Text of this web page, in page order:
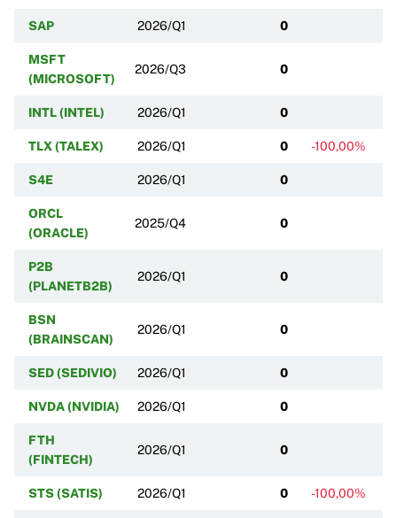
SAP 2026/Q1 0
MSFT
(MICROSOFT)
2026/Q3 0
INTL (INTEL) 2026/Q1 0
TLX (TALEX) 2026/Q1 0 -100,00%
S4E 2026/Q1 0
ORCL
(ORACLE)
2025/Q4 0
P2B
(PLANETB2B)
2026/Q1 0
BSN
(BRAINSCAN)
2026/Q1 0
SED (SEDIVIO) 2026/Q1 0
NVDA (NVIDIA) 2026/Q1 0
FTH
(FINTECH)
2026/Q1 0
STS (SATIS) 2026/Q1 0 -100,00%